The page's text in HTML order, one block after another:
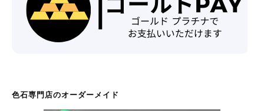
色石専門店のオーダーメイド